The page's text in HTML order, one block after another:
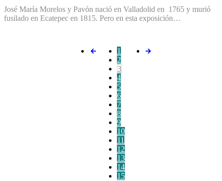
José María Morelos y Pavón nació en Valladolid en 1765 y murió
fusilado en Ecatepec en 1815. Pero en esta exposición…
1
2
3
4
5
6
7
8
9
10
11
12
13
14
15